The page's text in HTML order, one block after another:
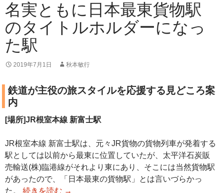
名実ともに日本最東貨物駅
のタイトルホルダーになっ
た駅
2019年7月1日 秋本敏行
鉄道が主役の旅スタイルを応援する見どころ案
内
[場所]JR根室本線 新富士駅
JR根室本線 新富士駅は、元々JR貨物の貨物列車が発着する
駅としては以前から最東に位置していたが、太平洋石炭販
売輸送(株)臨港線がそれより東にあり、そこには当然貨物駅
があったので、「日本最東の貨物駅」とは言いづらかっ
た。 続きを読む →